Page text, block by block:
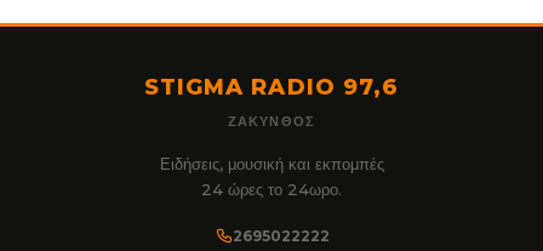
STIGMA RADIO 97,6
ΖΆΚΥΝΘΟΣ
Ειδήσεις, μουσική και εκπομπές
24 ώρες το 24ωρο.
2695022222